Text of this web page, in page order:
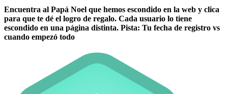
Encuentra al Papá Noel que hemos escondido en la web y clica
para que te dé el logro de regalo. Cada usuario lo tiene
escondido en una página distinta. Pista: Tu fecha de registro vs
cuando empezó todo